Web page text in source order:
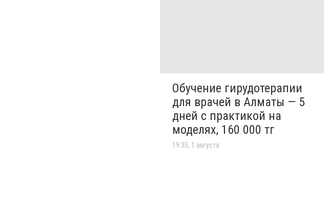
Обучение гирудотерапии
для врачей в Алматы — 5
дней с практикой на
моделях, 160 000 тг
19:35, 1 августа